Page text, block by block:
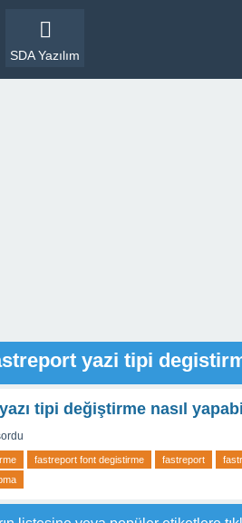
SDA Yazılım
yazi tipi
tipi değiştirme nasıl
fastreport font degistirme fastreport